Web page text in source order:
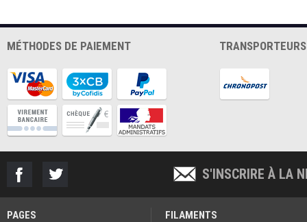
MÉTHODES DE PAIEMENT TRANSPORTEURS
S'INSCRIRE À LA
PAGES
FILAMENTS